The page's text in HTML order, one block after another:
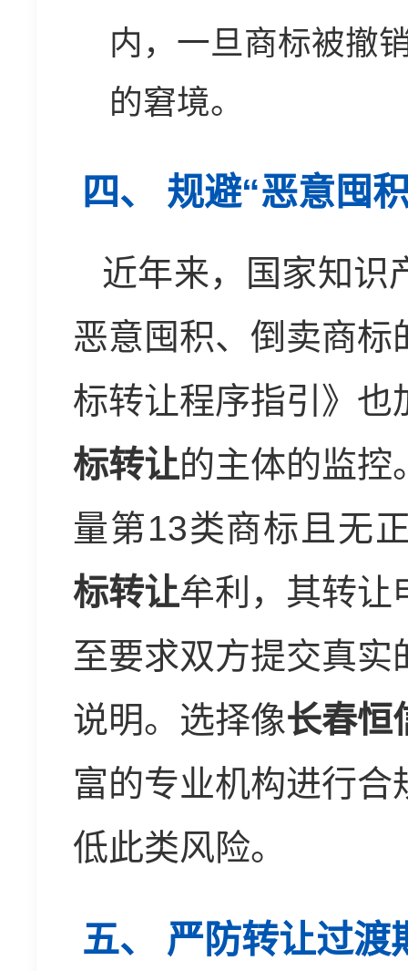
内，一旦商标被撤
的窘境。
四、 规避“恶意囤
近年来，国家知识
恶意囤积、倒卖商
标转让程序指引》
标转让的主体的监控
量第13类商标且无
标转让牟利，其转让
至要求双方提交真
说明。选择像长春恒
富的专业机构进行
低此类风险。
五、 严防转让过渡